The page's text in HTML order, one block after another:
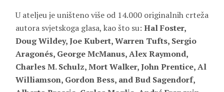
U ateljeu je uništeno više od 14.000 originalnih crteža
autora svjetskoga glasa, kao što su: Hal Foster,
Doug Wildey, Joe Kubert, Warren Tufts, Sergio
Aragonés, George McManus, Alex Raymond,
Charles M. Schulz, Mort Walker, John Prentice, Al
Williamson, Gordon Bess, and Bud Sagendorf,